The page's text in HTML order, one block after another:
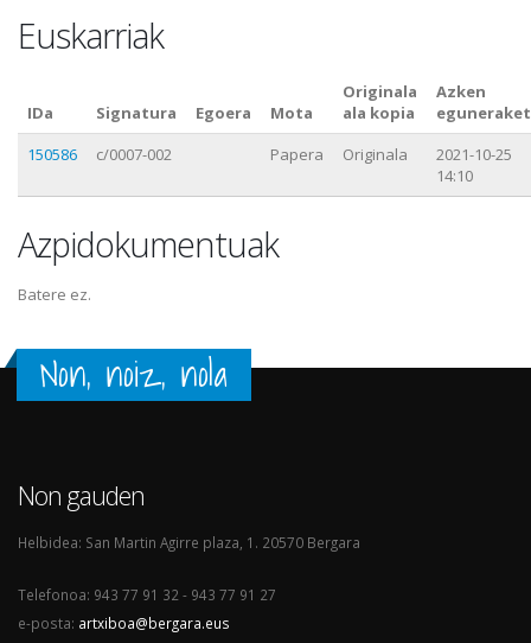
Euskarriak
IDa Signatura Egoera Mota
Originala
ala kopia
Azken
150586
c/0007-002 Papera Originala
2021-10-25
14:10
Azpidokumentuak
Batere ez.
Non, noiz, nola
Non gauden
Helbidea: San Martin Agirre plaza, 1. 20570 Bergara
Telefonoa: 943 77 91 32 - 943 77 91 27
e-posta: artxiboa@bergara.eus